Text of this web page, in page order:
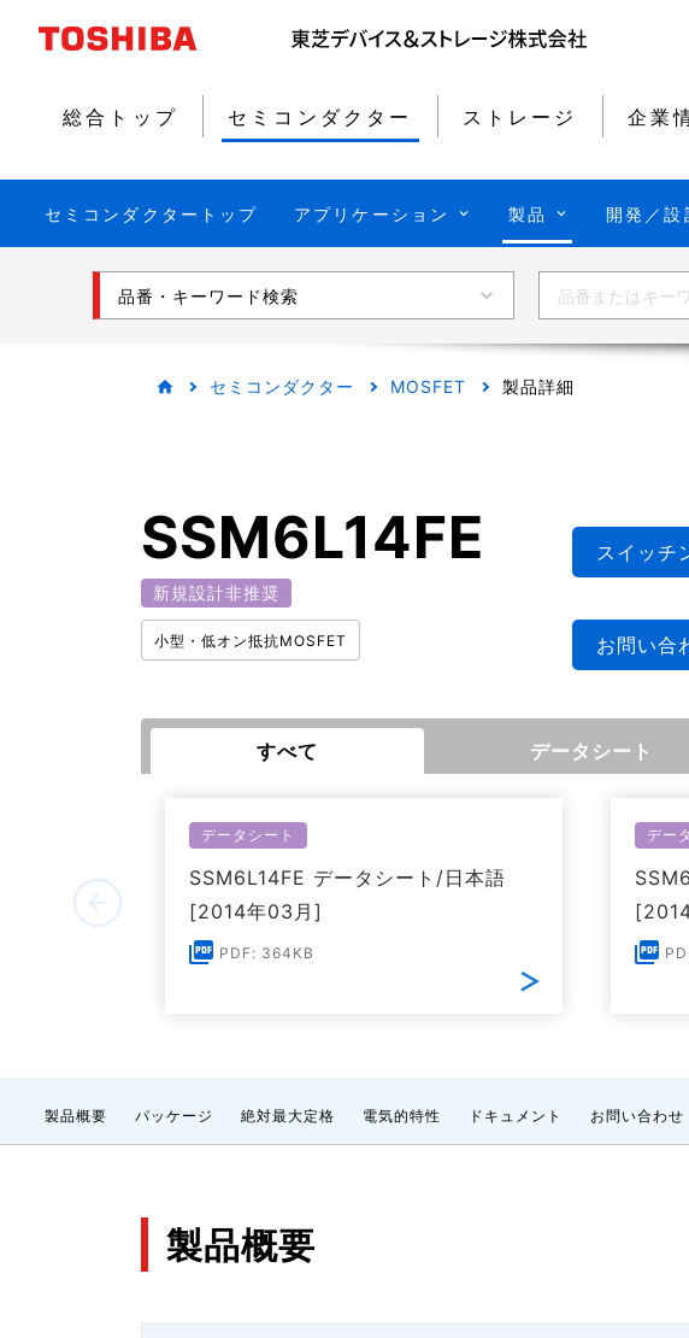
総合トップ セミコンダクター ストレージ 企業
セミコンダクタートップ アプリケーション 製品 開発／設
品番・キーワード検索
セミコンダクター MOSFET 製品詳細
SSM6L14FE
新規設計非推奨
小型・低オン抵抗MOSFET
スイッチ
お問い合
すべて データシート
データシート
SSM6L14FE データシート/日本語
[2014年03月]
PDF: 364KB
デー
製品概要 パッケージ 絶対最大定格 電気的特性 ドキュメント お問い合わせ
製品概要